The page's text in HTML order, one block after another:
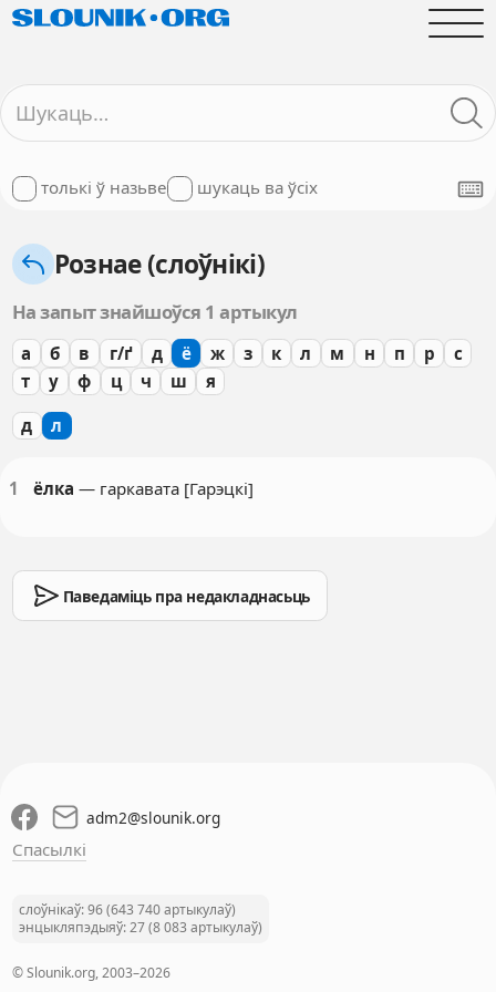
толькі ў назьве шукаць ва ўсіх
Рознае (слоўнікі)
На запыт знайшоўся 1 артыкул
а б в г/ґ д ё ж з к л м н п р
с
т
у ф ц ч ш я
д л
1 ёлка — гаркавата [Гарэцкі]
Паведаміць пра недакладнасьць
adm2@slounik.org
Спасылкі
слоўнікаў: 96 (643 740 артыкулаў)
энцыкляпэдыяў: 27 (8 083 артыкулаў)
© Slounik.org, 2003–2026